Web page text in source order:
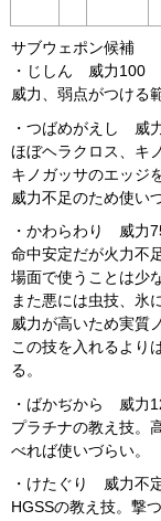
サブウェポン候補
・じしん 威力100
威力、弱点がつける
・つばめがえし 威
ほぼヘラクロス、キ
キノガッサのエッジ
威力不足のため使い
・かわらわり 威力
命中安定だが火力不
場面で使うことは少
また悪には虫技、氷
威力が高いため実質
この技を入れるより
る。
・ばかぢから 威力
プラチナの教え技。
べれば使いづらい。
・けたぐり 威力不
HGSSの教え技。撃